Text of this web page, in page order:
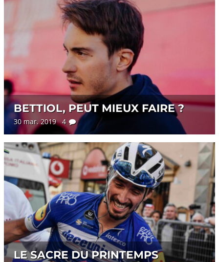
BETTIOL, PEUT MIEUX FAIRE ?
30 mar. 2019 4
LE SACRE DU PRINTEMPS